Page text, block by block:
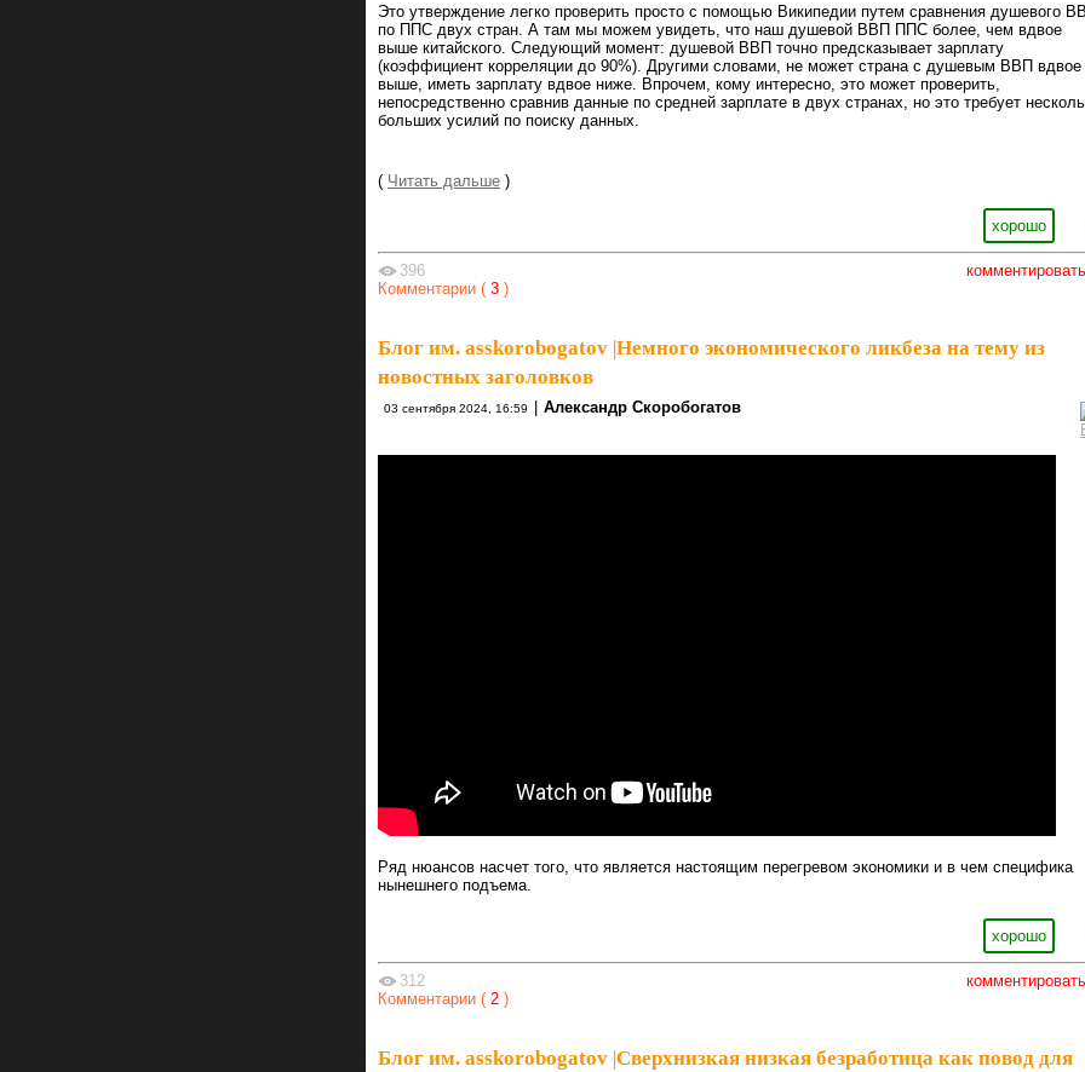
Это утверждение легко проверить просто с помощью Википедии путем сравнения душевого
по ППС двух стран. А там мы можем увидеть, что наш душевой ВВП ППС более, чем вдвое
выше китайского. Следующий момент: душевой ВВП точно предсказывает зарплату
(коэффициент корреляции до 90%). Другими словами, не может страна с душевым ВВП вдвое
выше, иметь зарплату вдвое ниже. Впрочем, кому интересно, это может проверить,
непосредственно сравнив данные по средней зарплате в двух странах, но это требует
больших усилий по поиску данных.
( Читать дальше )
хорошо
комментировать
396
Комментарии ( 3 )
Блог им. asskorobogatov Немного экономического ликбеза на тему из
новостных заголовков
03 сентября 2024, 16:59 Александр Скоробогатов
Ряд нюансов насчет того, что является настоящим перегревом экономики и в чем специфика
нынешнего подъема.
хорошо
комментировать
312
Комментарии ( 2 )
Блог им. asskorobogatov Сверхнизкая низкая безработица как повод для